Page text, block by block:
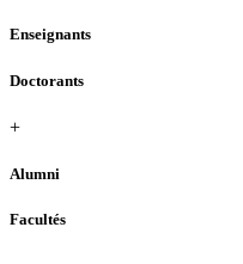
Enseignants
Doctorants
+
Alumni
Facultés